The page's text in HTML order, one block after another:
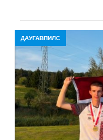
ДАУГАВПИЛС